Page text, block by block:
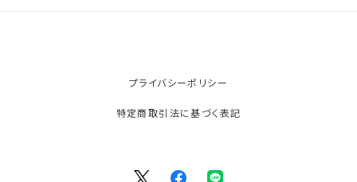
プライバシーポリシー
特定商取引法に基づく表記